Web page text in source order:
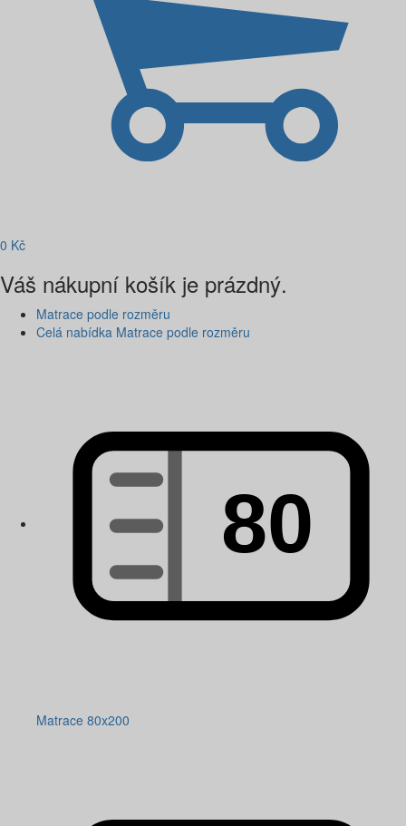
0 Kč
Váš nákupní košík je prázdný.
Matrace podle rozměru
Celá nabídka Matrace podle rozměru
Matrace 80x200